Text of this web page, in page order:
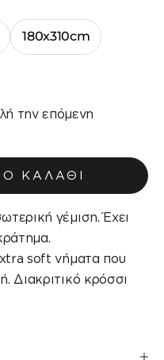
180x310cm
την επόμενη
ΚΑΛΆΘΙ
γέμιση. Έχει
soft νήματα που
Διακριτικό κρόσσι